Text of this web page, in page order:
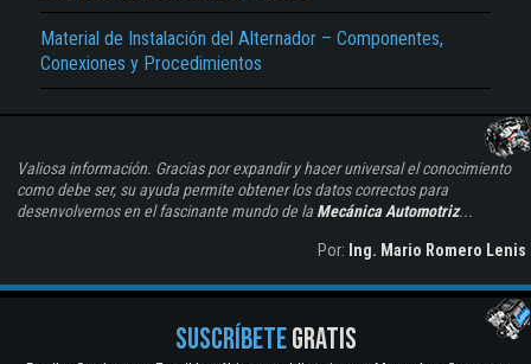
Material de Instalación del Alternador – Componentes,
Conexiones y Procedimientos
Valiosa información. Gracias por expandir y hacer universal el conocimiento
como debe ser, su ayuda permite obtener los datos correctos para
desenvolvernos en el fascinante mundo de la Mecánica Automotriz...
Por: Ing. Mario Romero Lenis
SUSCRÍBETEGRATIS